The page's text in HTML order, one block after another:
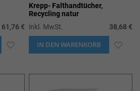
61,76 €
ZUR
Krepp- Falthandtücher,
Recycling natur
inkl. MwSt.
38,68 €
IN DEN WARENKORB ZUR